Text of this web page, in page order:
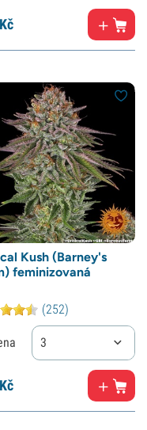
Kč
Kush (Barney's
feminizovaná
(252)
3
Kč